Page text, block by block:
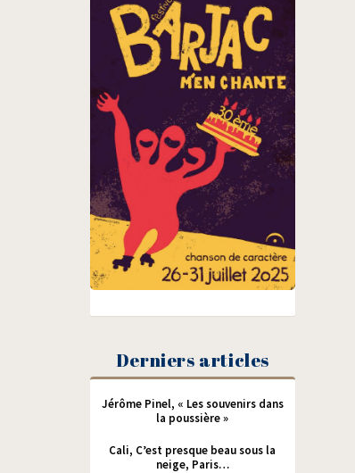
Derniers articles
Jérôme Pinel, « Les souvenirs dans
la poussière »
Cali, C’est presque beau sous la
neige, Paris…